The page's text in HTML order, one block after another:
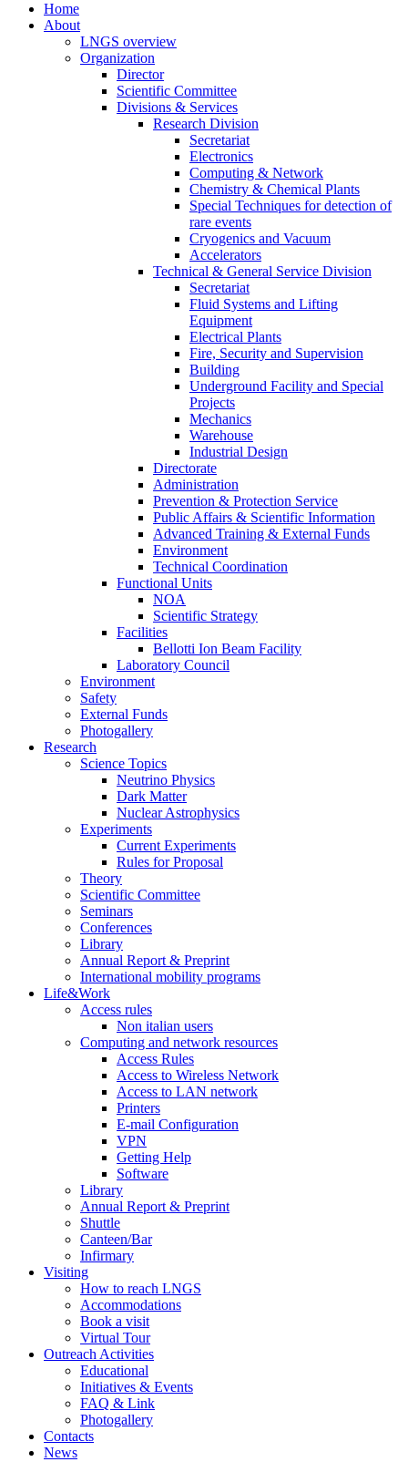
Home
About
LNGS overview
Organization
Director
Scientific Committee
Divisions & Services
Research Division
Secretariat
Electronics
Computing & Network
Chemistry & Chemical Plants
Special Techniques for detection of
rare events
Cryogenics and Vacuum
Accelerators
Technical & General Service Division
Secretariat
Fluid Systems and Lifting
Equipment
Electrical Plants
Fire, Security and Supervision
Building
Underground Facility and Special
Projects
Mechanics
Warehouse
Industrial Design
Directorate
Administration
Prevention & Protection Service
Public Affairs & Scientific Information
Advanced Training & External Funds
Environment
Technical Coordination
Functional Units
NOA
Scientific Strategy
Facilities
Bellotti Ion Beam Facility
Laboratory Council
Environment
Safety
External Funds
Photogallery
Research
Science Topics
Neutrino Physics
Dark Matter
Nuclear Astrophysics
Experiments
Current Experiments
Rules for Proposal
Theory
Scientific Committee
Seminars
Conferences
Library
Annual Report & Preprint
International mobility programs
Life&Work
Access rules
Non italian users
Computing and network resources
Access Rules
Access to Wireless Network
Access to LAN network
Printers
E-mail Configuration
VPN
Getting Help
Software
Library
Annual Report & Preprint
Shuttle
Canteen/Bar
Infirmary
Visiting
How to reach LNGS
Accommodations
Book a visit
Virtual Tour
Outreach Activities
Educational
Initiatives & Events
FAQ & Link
Photogallery
Contacts
News